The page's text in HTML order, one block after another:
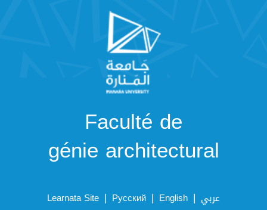
Faculté de
génie architectural
Learnata Site | Русский | English | عربي